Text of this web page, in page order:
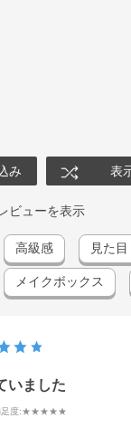
み 表
ビューを表示
高級感 見た目
メイクボックス
いました
度:★★★★★